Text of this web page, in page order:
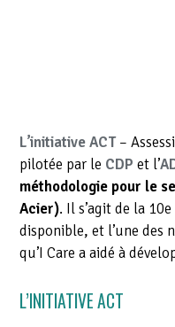
L’initiative ACT–
pilotée par le CDP et l’
méthodologie pour le
Acier). Il s’agit de la
disponible, et l’une des
qu’I Care a aidé à
L’INITIATIVE ACT